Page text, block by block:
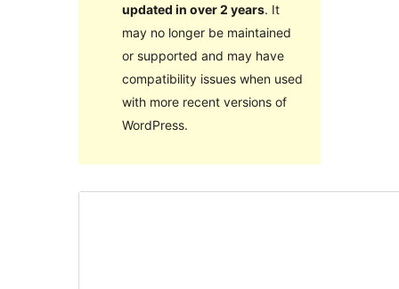
updated in over 2 years. It
may no longer be maintained
or supported and may have
compatibility issues when used
with more recent versions of
WordPress.